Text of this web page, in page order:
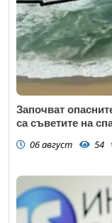
Започват
са съветите на
06 август 54